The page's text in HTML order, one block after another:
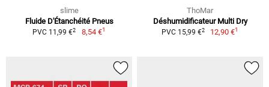
slime
Fluide D'Étanchéité Pneus
PVC 11,99 €2 8,54 €1
ThoMar
Déshumidificateur Multi Dry
PVC 15,99 €2 12,90 €1